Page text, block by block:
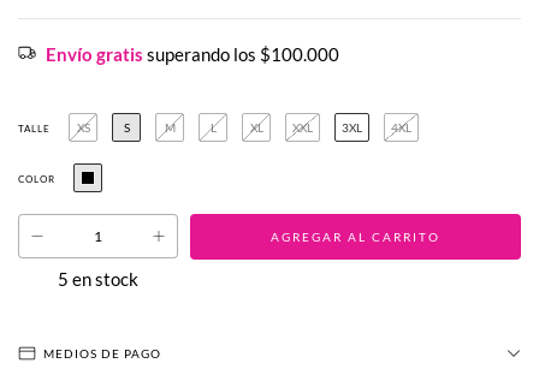
Envío gratis superando los $100.000
TALLE XS S M L XL XXL 3XL 4XL
COLOR
5 en stock
MEDIOS DE PAGO